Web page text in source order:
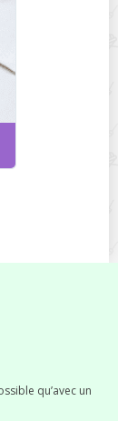
qu’avec un